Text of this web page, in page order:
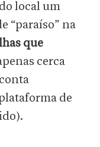
local um
“paraíso” na
que
cerca
de